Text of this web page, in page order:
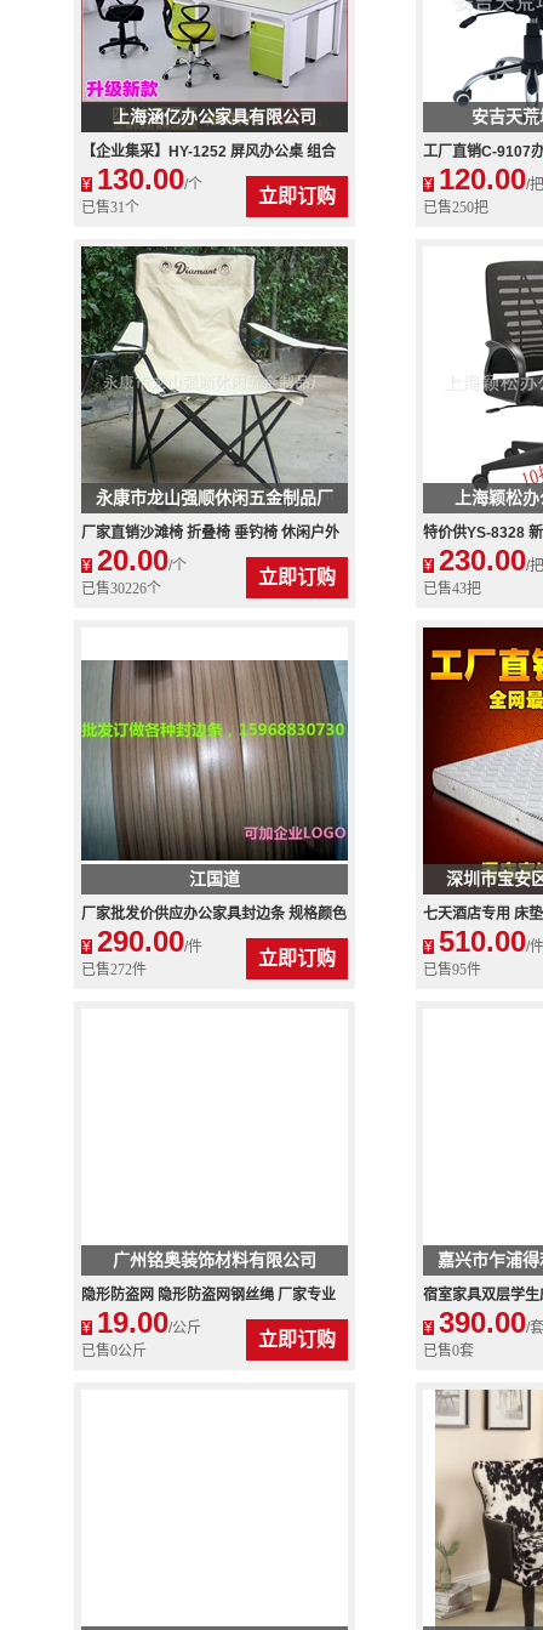
上海涵亿办公家具有限公司
【企业集采】HY-1252 屏风办公桌 组合
办公桌 简约时尚员工桌
¥ 130.00/个
已售31个
立即订购
安吉天
工厂直销C-9107
网椅、电脑椅、职
¥ 120.00/把
已售250把
永康市龙山强顺休闲五金制品厂
厂家直销沙滩椅 折叠椅 垂钓椅 休闲户外
折叠椅子 烧烤休闲椅热卖
¥ 20.00/个
已售30226个
立即订购
上海颖松
特价供YS-8328
厂家直销 量大价优
¥ 230.00/把
已售43把
江国道
厂家批发价供应办公家具封边条 规格颜色
可订做 可加企业LOGO
¥ 290.00/件
已售272件
立即订购
深圳市宝安
七天酒店专用 床
米席梦思宾馆 批
¥ 510.00/件
已售95件
广州铭奥装饰材料有限公司
隐形防盗网 隐形防盗网钢丝绳 厂家专业
生产 大批量供应
¥ 19.00/公斤
已售0公斤
立即订购
嘉兴市乍浦
宿室家具双层学
销
¥ 390.00/套
已售0套